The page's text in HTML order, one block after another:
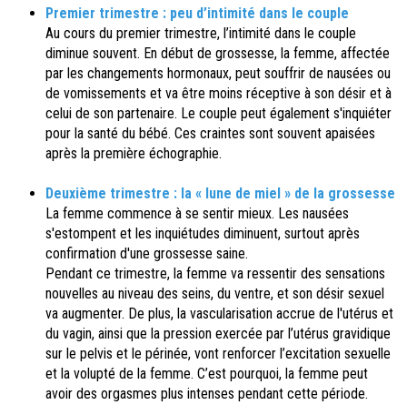
Premier trimestre : peu d’intimité dans le couple
Au cours du premier trimestre, l’intimité dans le couple
diminue souvent. En début de grossesse, la femme, affectée
par les changements hormonaux, peut souffrir de nausées ou
de vomissements et va être moins réceptive à son désir et à
celui de son partenaire. Le couple peut également s'inquiéter
pour la santé du bébé. Ces craintes sont souvent apaisées
après la première échographie.
Deuxième trimestre : la « lune de miel » de la grossesse
La femme commence à se sentir mieux. Les nausées
s'estompent et les inquiétudes diminuent, surtout après
confirmation d'une grossesse saine.
Pendant ce trimestre, la femme va ressentir des sensations
nouvelles au niveau des seins, du ventre, et son désir sexuel
va augmenter. De plus, la vascularisation accrue de l'utérus et
du vagin, ainsi que la pression exercée par l’utérus gravidique
sur le pelvis et le périnée, vont renforcer l’excitation sexuelle
et la volupté de la femme. C’est pourquoi, la femme peut
avoir des orgasmes plus intenses pendant cette période.